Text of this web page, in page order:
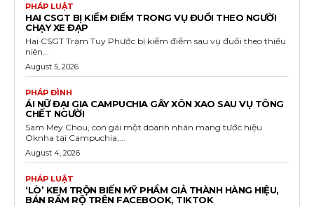
PHÁP LUẬT
HAI CSGT BỊ KIỂM ĐIỂM TRONG VỤ ĐUỔI THEO NGƯỜI
CHẠY XE ĐẠP
Hai CSGT Trạm Tuy Phước bị kiểm điểm sau vụ đuổi theo thiếu
niên...
August 5, 2026
PHÁP ĐÌNH
ÁI NỮ ĐẠI GIA CAMPUCHIA GÂY XÔN XAO SAU VỤ TÔNG
CHẾT NGƯỜI
Sam Mey Chou, con gái một doanh nhân mang tước hiệu
Oknha tại Campuchia,...
August 4, 2026
PHÁP LUẬT
‘LÒ’ KEM TRỘN BIẾN MỸ PHẨM GIẢ THÀNH HÀNG HIỆU,
BÁN RẦM RỘ TRÊN FACEBOOK, TIKTOK